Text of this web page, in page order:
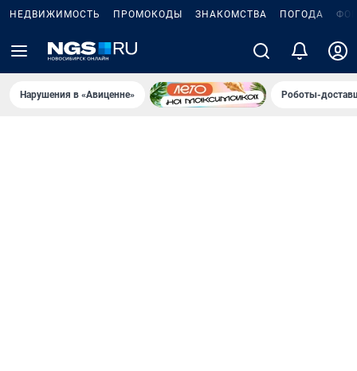
НЕДВИЖИМОСТЬ ПРОМОКОДЫ ЗНАКОМСТВА ПОГОДА
Нарушения в «Авиценне» Роботы-